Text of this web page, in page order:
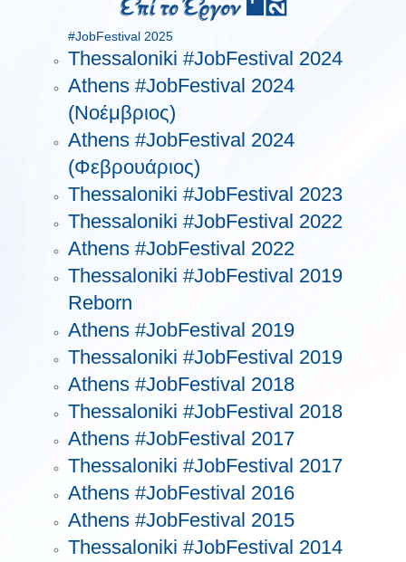
#JobFestival 2025
Thessaloniki #JobFestival 2024
Athens #JobFestival 2024
(Νοέμβριος)
Athens #JobFestival 2024
(Φεβρουάριος)
Thessaloniki #JobFestival 2023
Thessaloniki #JobFestival 2022
Athens #JobFestival 2022
Thessaloniki #JobFestival 2019
Reborn
Athens #JobFestival 2019
Thessaloniki #JobFestival 2019
Athens #JobFestival 2018
Thessaloniki #JobFestival 2018
Athens #JobFestival 2017
Τhessaloniki #JobFestival 2017
Athens #JobFestival 2016
Athens #JobFestival 2015
Thessaloniki #JobFestival 2014